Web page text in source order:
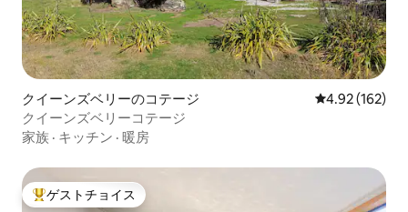
クイーンズベリーのコテージ レビュー162
4.92 (162)
クイーンズベリーコテージ
家族 · キッチン · 暖房
大好評のゲストチョイスです。
ゲストチョイス